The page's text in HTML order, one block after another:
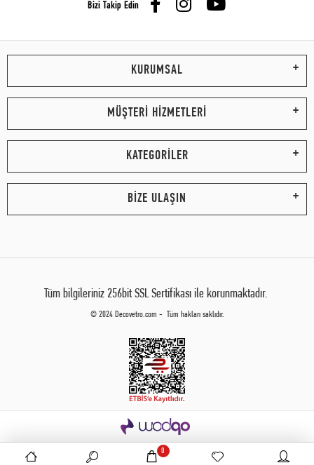
Bizi Takip Edin
KURUMSAL
MÜŞTERİ HİZMETLERİ
KATEGORİLER
BİZE ULAŞIN
Tüm bilgileriniz 256bit SSL Sertifikası ile korunmaktadır.
© 2024 Decovetro.com - Tüm hakları saklıdır.
0